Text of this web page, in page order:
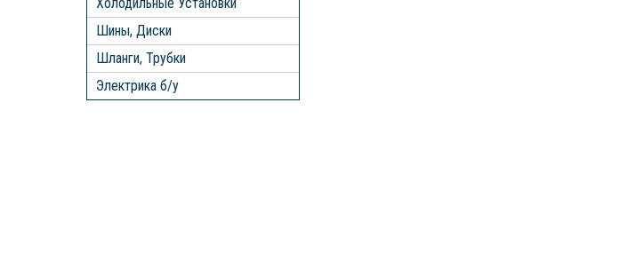
Холодильные Установки
Шины, Диски
Шланги, Трубки
Электрика б/у